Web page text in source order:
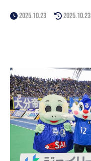
2025.10.23 2025.10.23